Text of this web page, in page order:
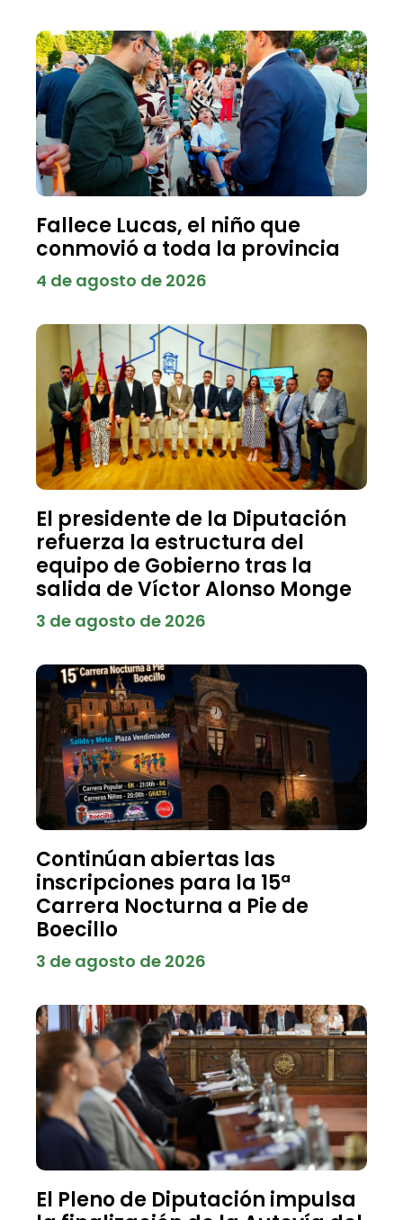
Fallece Lucas, el niño que
conmovió a toda la provincia
4 de agosto de 2026
El presidente de la Diputación
refuerza la estructura del
equipo de Gobierno tras la
salida de Víctor Alonso Monge
3 de agosto de 2026
Continúan abiertas las
inscripciones para la 15ª
Carrera Nocturna a Pie de
Boecillo
3 de agosto de 2026
El Pleno de Diputación impulsa